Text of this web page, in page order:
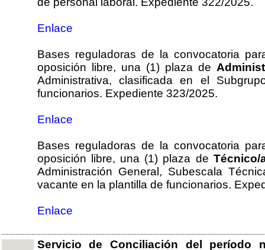
Enlace
Bases reguladoras de la convocatoria
oposición libre, una (1) plaza de
Administrativa, clasificada en el
funcionarios. Expediente 323/2025.
Enlace
Bases reguladoras de la convocatoria
oposición libre, una (1) plaza de Técnico/
Administración General, Subescala
vacante en la plantilla de funcionarios.
Enlace
Servicio de Conciliación del período